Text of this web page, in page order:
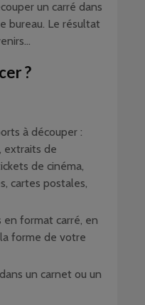
un carré dans
bureau. Le résultat
?
à découper :
extraits de
de cinéma,
cartes postales,
format carré, en
forme de votre
un carnet ou un